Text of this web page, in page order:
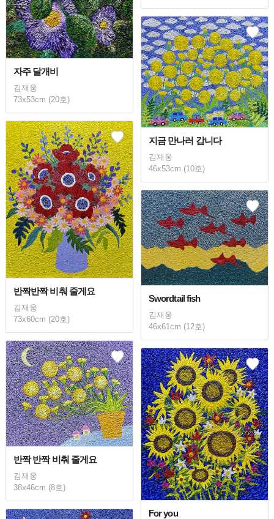
자주 달개비
김재웅
73x53cm (20호)
지금 만나러 갑니다
김재웅
46x53cm (10호)
반짝반짝 비춰 줄게요
김재웅
73x60cm (20호)
Swordtail fish
김재웅
46x61cm (12호)
반짝 반짝 비춰 줄게요
김재웅
38x46cm (8호)
For you